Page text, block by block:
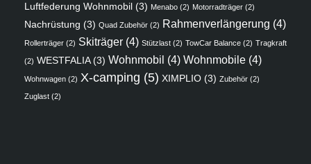
Luftfederung Wohnmobil (3) Menabo (2) Motorradträger (2)
Nachrüstung (3) Quad Zubehör (2) Rahmenverlängerung (4)
Rollerträger (2) Skiträger (4) Stützlast (2) TowCar Balance (2) Tragkraft
(2) WESTFALIA(3) Wohnmobil (4) Wohnmobile (4)
Wohnwagen (2) X-camping (5) XIMPLIO (3) Zubehör (2)
Zuglast (2)